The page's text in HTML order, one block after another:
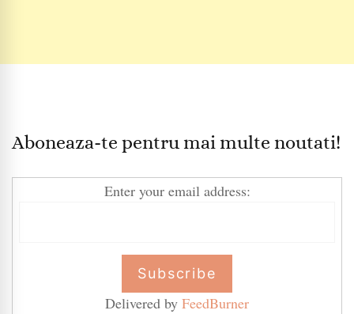
Aboneaza-te pentru mai multe noutati!
Enter your email address:
Delivered by FeedBurner